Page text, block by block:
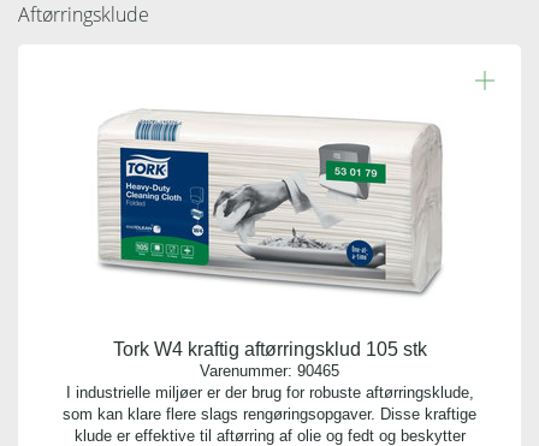
Aftørringsklude
Tork W4 kraftig aftørringsklud 105 stk
Varenummer: 90465
I industrielle miljøer er der brug for robuste aftørringsklude,
som kan klare flere slags rengøringsopgaver. Disse kraftige
klude er effektive til aftørring af olie og fedt og beskytter